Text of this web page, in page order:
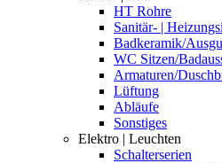
HT Rohre
Sanitär- |
Badkeramik/
WC Sitzen/
Armaturen/
Lüftung
Abläufe
Sonstiges
Elektro | Leuchten
Schalterserien